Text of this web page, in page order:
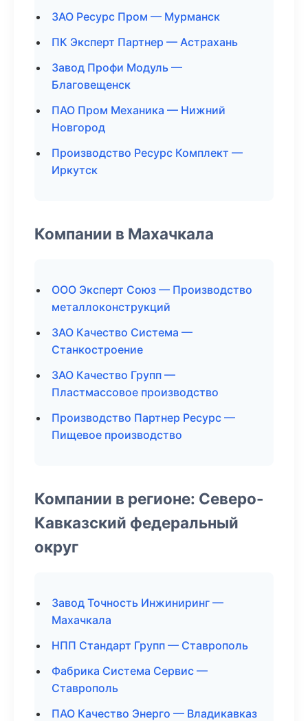
ЗАО Ресурс Пром — Мурманск
ПК Эксперт Партнер — Астрахань
Завод Профи Модуль —
Благовещенск
ПАО Пром Механика — Нижний
Новгород
Производство Ресурс Комплект —
Иркутск
Компании в Махачкала
ООО Эксперт Союз — Производство
металлоконструкций
ЗАО Качество Система —
Станкостроение
ЗАО Качество Групп —
Пластмассовое производство
Производство Партнер Ресурс —
Пищевое производство
Компании в регионе: Северо-
Кавказский федеральный
округ
Завод Точность Инжиниринг —
Махачкала
НПП Стандарт Групп — Ставрополь
Фабрика Система Сервис —
Ставрополь
ПАО Качество Энерго — Владикавказ